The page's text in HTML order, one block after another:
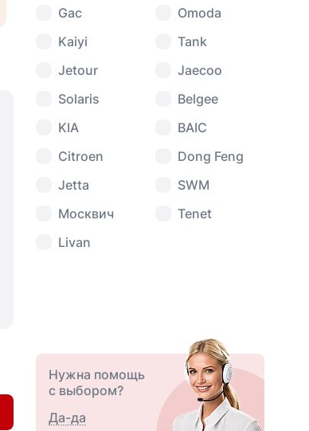
Gac
Omoda
Kaiyi
Tank
Jetour
Jaecoo
Solaris
Belgee
KIA
BAIC
Citroen
Dong Feng
Jetta
SWM
Москвич
Tenet
Livan
Нужна помощь
с выбором?
Да-да